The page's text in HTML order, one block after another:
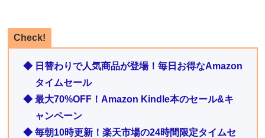
Check!
◆ 日替わりで人気商品が登場！毎日お得なAmazon
タイムセール
◆ 最大70%OFF！Amazon Kindle本のセール&キ
ャンペーン
◆ 毎朝10時更新！楽天市場の24時間限定タイムセ